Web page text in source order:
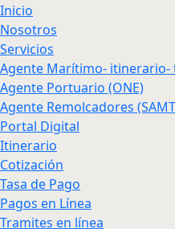
Inicio
Nosotros
Servicios
Agente Marítimo- itinerario-
Agente Portuario (ONE)
Agente Remolcadores
Portal Digital
Itinerario
Cotización
Tasa de Pago
Pagos en Línea
Tramites en línea